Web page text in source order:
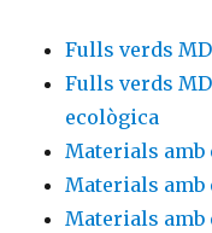
Fulls verds
Fulls verds
ecològica
Materials amb
Materials amb
Materials amb